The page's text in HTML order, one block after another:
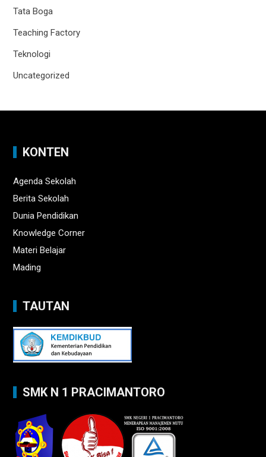
Tata Boga
Teaching Factory
Teknologi
Uncategorized
KONTEN
Agenda Sekolah
Berita Sekolah
Dunia Pendidikan
Knowledge Corner
Materi Belajar
Mading
TAUTAN
SMK N 1 PRACIMANTORO